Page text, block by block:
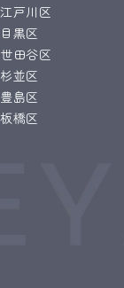
江戸川区
目黒区
世田谷区
杉並区
豊島区
板橋区